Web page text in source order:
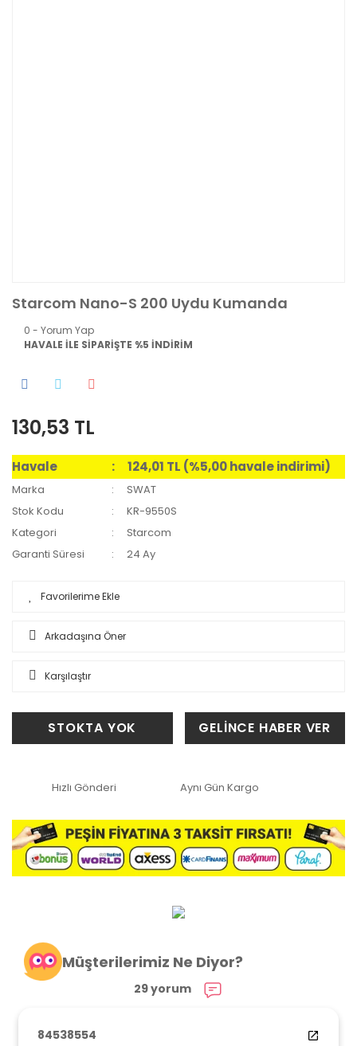
Starcom Nano-S 200 Uydu Kumanda
0 - Yorum Yap
HAVALE İLE SİPARİŞTE %5 İNDİRİM
130,53 TL
Havale 124,01 TL (%5,00 havale indirimi)
Marka
SWAT
Stok Kodu
KR-9550S
Kategori
Starcom
Garanti Süresi
24 Ay
Arkadaşına Öner
Karşılaştır
STOKTA YOK GELİNCE HABER VER
Hızlı Gönderi Aynı Gün Kargo
Müşterilerimiz Ne Diyor?
29 yorum
84538554